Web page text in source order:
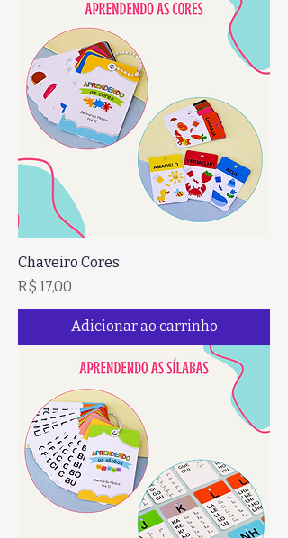
Chaveiro Cores
Preço
R$ 17,00
Adicionar ao carrinho